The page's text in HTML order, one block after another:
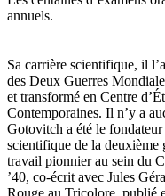
annuels.
Sa carrière scientifique, il
des Deux Guerres
et transformé en Centre
Contemporaines. Il n’y a
Gotovitch a été le
scientifique de la deuxième
travail pionnier au sein du
’40, co-écrit avec Jules
Rouge au Tricolore, publié